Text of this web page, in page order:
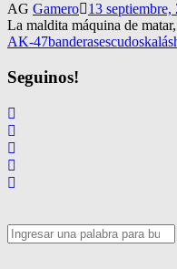
AG Gamero 13 septiembre,
La maldita máquina de
AK-47banderasescudos
Seguinos!
Search
for: